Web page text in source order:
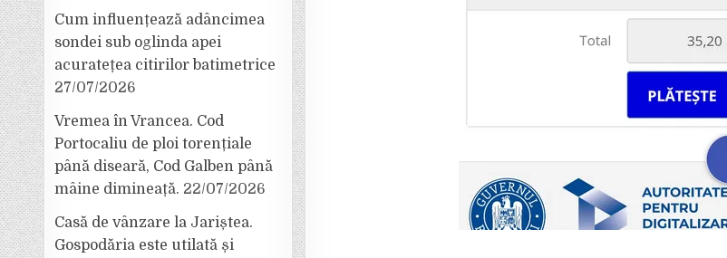
Cum influențează adâncimea
sondei sub oglinda apei
acuratețea citirilor batimetrice
27/07/2026
Vremea în Vrancea. Cod
Portocaliu de ploi torențiale
până diseară, Cod Galben până
mâine dimineață. 22/07/2026
Casă de vânzare la Jariștea.
Gospodăria este utilată și